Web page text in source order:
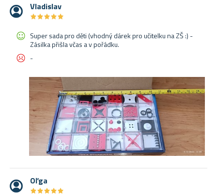
Vladislav
★★★★★
★★★★★
Super sada pro děti (vhodný dárek pro učitelku na ZŠ :) -
Zásilka přišla včas a v pořádku.
-
Oľga
★★★★★
★★★★★